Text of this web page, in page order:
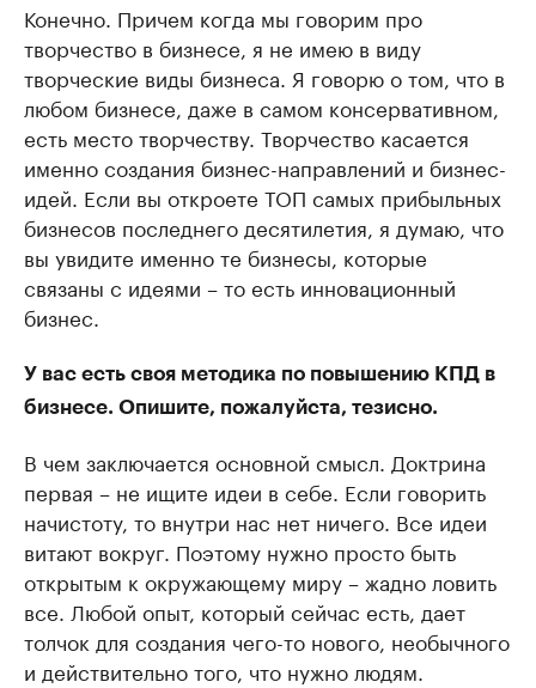
Конечно. Причем когда мы говорим про
творчество в бизнесе, я не имею в виду
творческие виды бизнеса. Я говорю о том, что в
любом бизнесе, даже в самом консервативном,
есть место творчеству. Творчество касается
именно создания бизнес-направлений и бизнес-
идей. Если вы откроете ТОП самых прибыльных
бизнесов последнего десятилетия, я думаю, что
вы увидите именно те бизнесы, которые
связаны с идеями – то есть инновационный
бизнес.
У вас есть своя методика по повышению КПД в
бизнесе. Опишите, пожалуйста, тезисно.
В чем заключается основной смысл. Доктрина
первая – не ищите идеи в себе. Если говорить
начистоту, то внутри нас нет ничего. Все идеи
витают вокруг. Поэтому нужно просто быть
открытым к окружающему миру – жадно ловить
все. Любой опыт, который сейчас есть, дает
толчок для создания чего-то нового, необычного
и действительно того, что нужно людям.